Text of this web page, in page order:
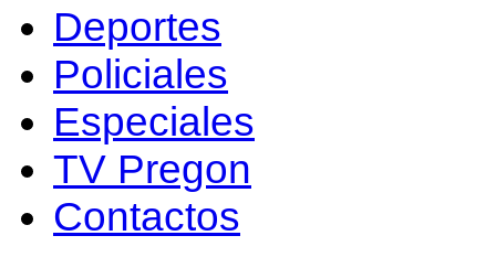
Deportes
Policiales
Especiales
TV Pregon
Contactos